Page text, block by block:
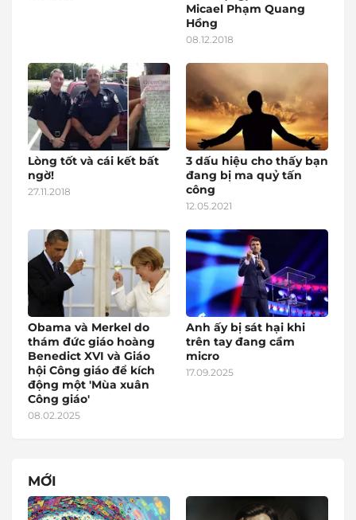
Micael Phạm Quang
Hồng
08.12.2018
Lòng tốt và cái kết bất
ngờ!
27.11.2018
3 dấu hiệu cho thấy bạn
đang bị ma quỷ tấn
công
12.05.2021
Obama và Merkel do
thám đức giáo hoàng
Benedict XVI và Giáo
hội Công giáo để kích
động một 'Mùa xuân
Công giáo'
08.02.2025
Anh ấy bị sát hại khi
trên tay đang cầm
micro
17.09.2025
MỚI